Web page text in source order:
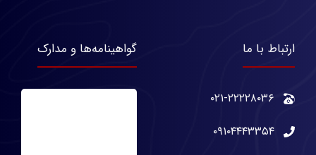
ارتباط با ما
۰۲۱-۲۲۲۲۸۰۳۶
۰۹۱۰۴۴۴۳۳۵۴
گواهینامه‌ها و مدارک